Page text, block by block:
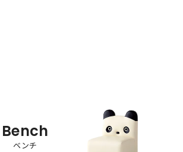
Bench
ベンチ